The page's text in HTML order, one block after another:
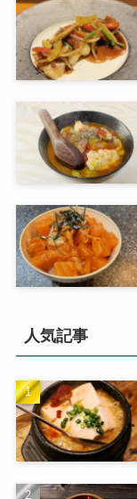
人気記事